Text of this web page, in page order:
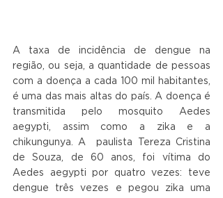
A taxa de incidência de dengue na
região, ou seja, a quantidade de pessoas
com a doença a cada 100 mil habitantes,
é uma das mais altas do país. A doença é
transmitida pelo mosquito Aedes
aegypti, assim como a zika e a
chikungunya. A  paulista Tereza Cristina
de Souza, de 60 anos, foi vítima do
Aedes aegypti por quatro vezes: teve
dengue três vezes e pegou zika uma